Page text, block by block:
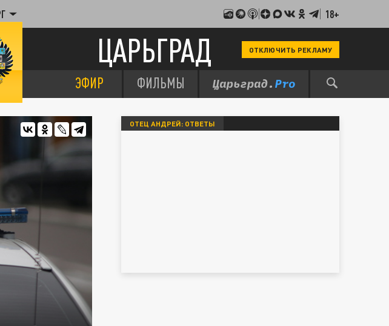
18+
ЦАРЬГРАД ОТКЛЮЧИТЬ РЕКЛАМУ
ЭФИР ФИЛЬМЫ
ОТЕЦ АНДРЕЙ: ОТВЕТЫ